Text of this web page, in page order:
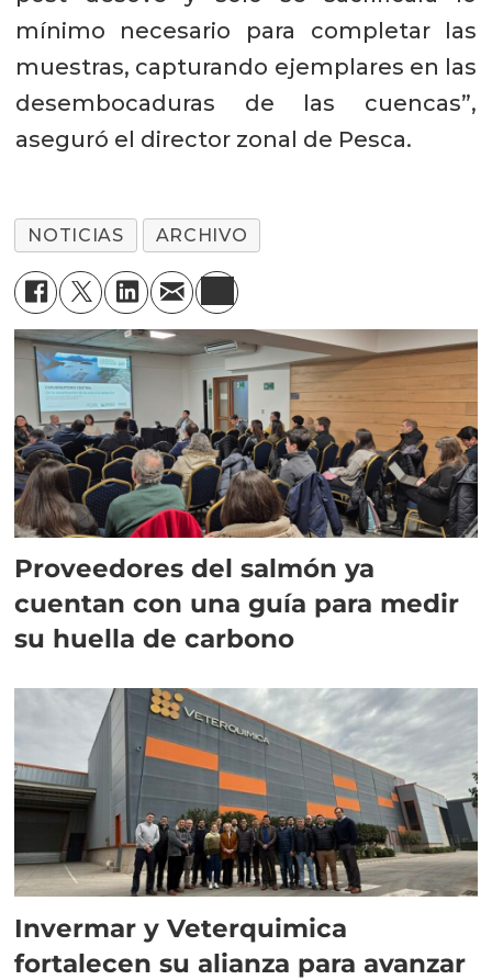
mínimo necesario para completar las
muestras, capturando ejemplares en las
desembocaduras de las cuencas”,
aseguró el director zonal de Pesca.
NOTICIAS ARCHIVO
Proveedores del salmón ya
cuentan con una guía para medir
su huella de carbono
Invermar y Veterquimica
fortalecen su alianza para avanzar